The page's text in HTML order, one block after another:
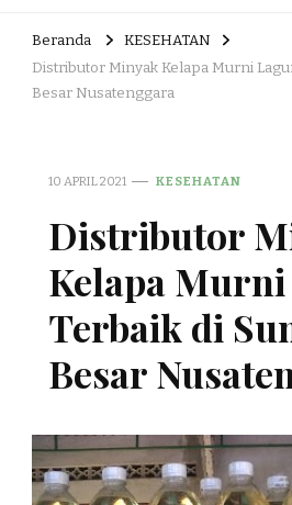
Beranda
KESEHATAN
Distributor Minyak Kelapa Murni
Besar Nusatenggara
10 APRIL 2021 KESEHATAN
Distributor
Kelapa
Terbaik di
Besar